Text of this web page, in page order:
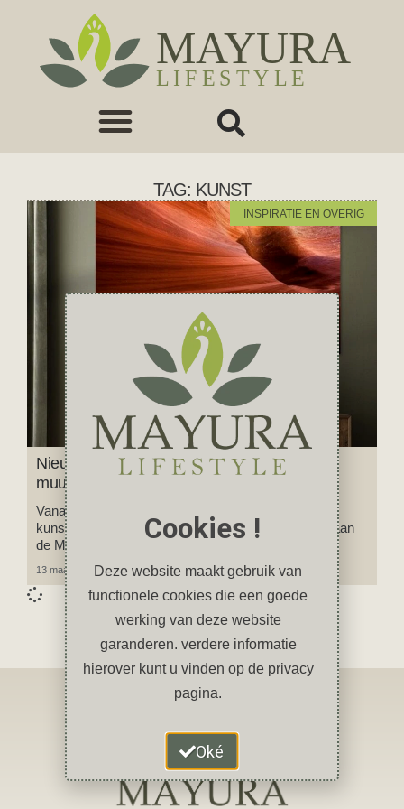
TAG: KUNST
INSPIRATIE EN OVERIG
Nieuw: onze foto’s en kunstwerken aan jouw
muur
Vanaf nu kun je onze foto’s en een aantal digitale
kunstwerken van Jan kopen bij de printshop Werk aan
de Muur.
13 maart 2024 Geen reacties
Cookies !
Deze website maakt gebruik van
functionele cookies die een goede
werking van deze website
garanderen. verdere informatie
hierover kunt u vinden op de privacy
pagina.
Oké